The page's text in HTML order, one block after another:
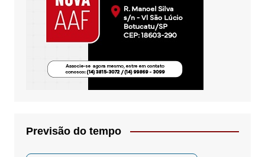
Previsão do tempo